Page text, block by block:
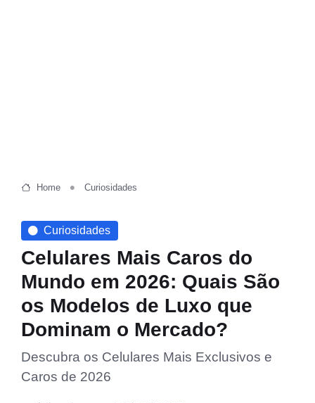
Home Curiosidades
Curiosidades
Celulares Mais Caros do
Mundo em 2026: Quais São
os Modelos de Luxo que
Dominam o Mercado?
Descubra os Celulares Mais Exclusivos e
Caros de 2026